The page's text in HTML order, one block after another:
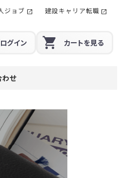
グイン カートを見る
わせ
ジョブ 建設キャリア転職